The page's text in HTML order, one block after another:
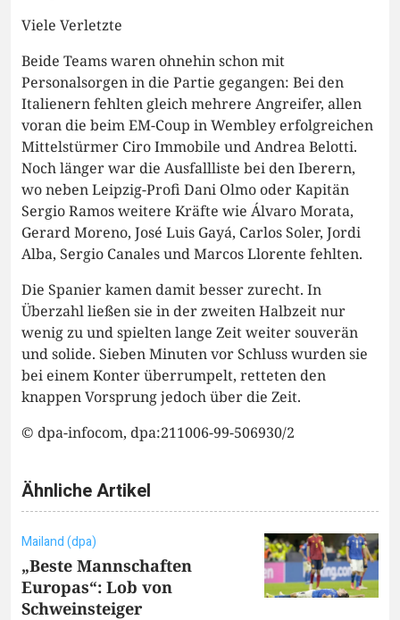
Viele Verletzte
Beide Teams waren ohnehin schon mit
Personalsorgen in die Partie gegangen: Bei den
Italienern fehlten gleich mehrere Angreifer, allen
voran die beim EM-Coup in Wembley erfolgreichen
Mittelstürmer Ciro Immobile und Andrea Belotti.
Noch länger war die Ausfallliste bei den Iberern,
wo neben Leipzig-Profi Dani Olmo oder Kapitän
Sergio Ramos weitere Kräfte wie Álvaro Morata,
Gerard Moreno, José Luis Gayá, Carlos Soler, Jordi
Alba, Sergio Canales und Marcos Llorente fehlten.
Die Spanier kamen damit besser zurecht. In
Überzahl ließen sie in der zweiten Halbzeit nur
wenig zu und spielten lange Zeit weiter souverän
und solide. Sieben Minuten vor Schluss wurden sie
bei einem Konter überrumpelt, retteten den
knappen Vorsprung jedoch über die Zeit.
© dpa-infocom, dpa:211006-99-506930/2
Ähnliche Artikel
Mailand (dpa)
„Beste Mannschaften
Europas“: Lob von
Schweinsteiger